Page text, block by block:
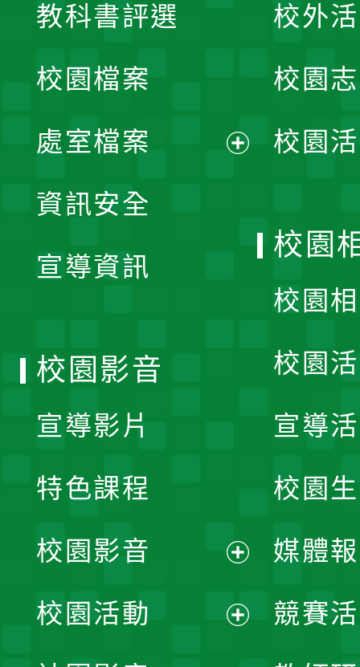
單
教科書評選
校園檔案
處室檔案
資訊安全
宣導資訊
校外
校園
校園
校園
校園
校園
宣導
校園
媒體
競賽
校園影音
宣導影片
特色課程
校園影音
開
校園活動